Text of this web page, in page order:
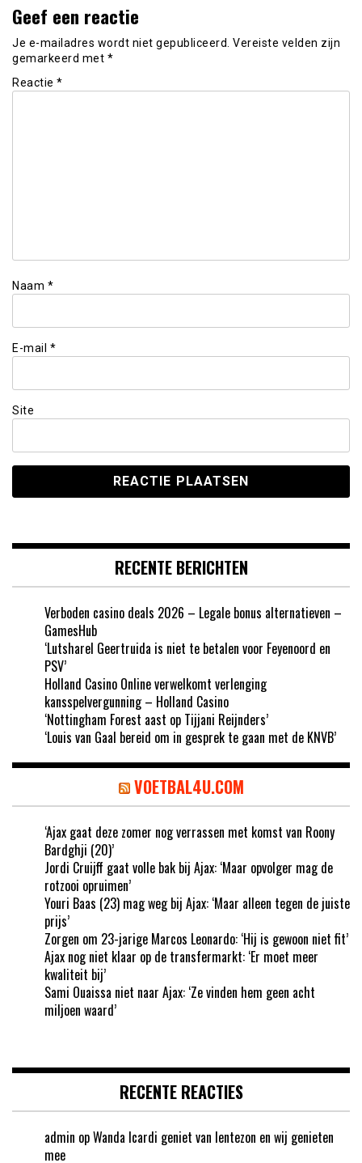
Geef een reactie
Je e-mailadres wordt niet gepubliceerd. Vereiste velden zijn
gemarkeerd met *
Reactie *
Naam *
E-mail *
Site
RECENTE BERICHTEN
Verboden casino deals 2026 – Legale bonus alternatieven –
GamesHub
‘Lutsharel Geertruida is niet te betalen voor Feyenoord en
PSV’
Holland Casino Online verwelkomt verlenging
kansspelvergunning – Holland Casino
‘Nottingham Forest aast op Tijjani Reijnders’
‘Louis van Gaal bereid om in gesprek te gaan met de KNVB’
VOETBAL4U.COM
‘Ajax gaat deze zomer nog verrassen met komst van Roony
Bardghji (20)’
Jordi Cruijff gaat volle bak bij Ajax: ‘Maar opvolger mag de
rotzooi opruimen’
Youri Baas (23) mag weg bij Ajax: ‘Maar alleen tegen de juiste
prijs’
Zorgen om 23-jarige Marcos Leonardo: ‘Hij is gewoon niet fit’
Ajax nog niet klaar op de transfermarkt: ‘Er moet meer
kwaliteit bij’
Sami Ouaissa niet naar Ajax: ‘Ze vinden hem geen acht
miljoen waard’
RECENTE REACTIES
admin opWanda Icardi geniet van lentezon en wij genieten
mee